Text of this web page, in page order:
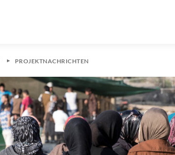
PROJEKTNACHRICHTEN